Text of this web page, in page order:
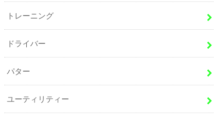
トレーニング
ドライバー
パター
ユーティリティー